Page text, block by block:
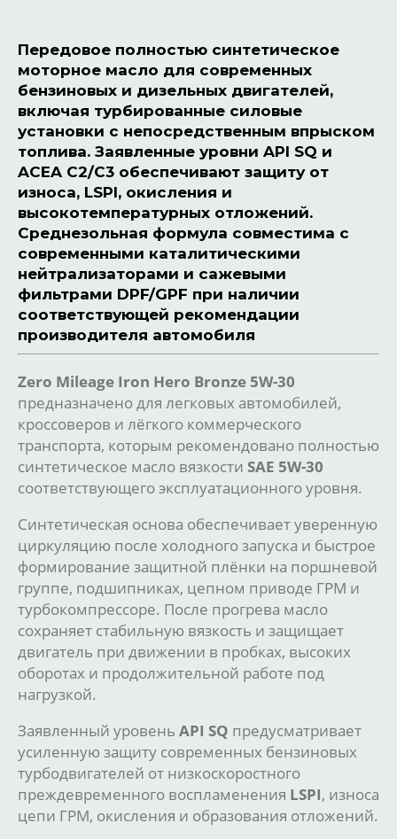
Передовое полностью синтетическое
моторное масло для современных
бензиновых и дизельных двигателей,
включая турбированные силовые
установки с непосредственным впрыском
топлива. Заявленные уровни API SQ и
ACEA C2/C3 обеспечивают защиту от
износа, LSPI, окисления и
высокотемпературных отложений.
Среднезольная формула совместима с
современными каталитическими
нейтрализаторами и сажевыми
фильтрами DPF/GPF при наличии
соответствующей рекомендации
производителя автомобиля
Zero Mileage Iron Hero Bronze 5W-30
предназначено для легковых автомобилей,
кроссоверов и лёгкого коммерческого
транспорта, которым рекомендовано полностью
синтетическое масло вязкости SAE 5W-30
соответствующего эксплуатационного уровня.
Синтетическая основа обеспечивает уверенную
циркуляцию после холодного запуска и быстрое
формирование защитной плёнки на поршневой
группе, подшипниках, цепном приводе ГРМ и
турбокомпрессоре. После прогрева масло
сохраняет стабильную вязкость и защищает
двигатель при движении в пробках, высоких
оборотах и продолжительной работе под
нагрузкой.
Заявленный уровень API SQ предусматривает
усиленную защиту современных бензиновых
турбодвигателей от низкоскоростного
преждевременного воспламенения LSPI, износа
цепи ГРМ, окисления и образования отложений.